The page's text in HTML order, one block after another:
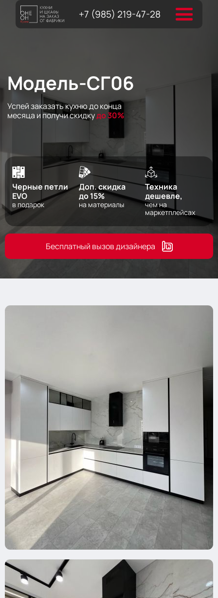
+7 (985) 219-47-28
Модель-СГ06
Успей заказать кухню до конца
месяца и получи скидкудо 30%
Черные петли
EVO
в подарок
Доп. скидка
до 15%
на материалы
Техника
дешевле,
чем на
маркетплейсах
Бесплатный вызов дизайнера